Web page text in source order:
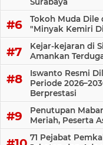
Tokoh Muda Dile
"Minyak Kemiri
Kejar-kejaran di
Amankan
Iswanto Resmi
Periode
Berprestasi
Penutupan
Meriah, Peserta
71 Pejabat